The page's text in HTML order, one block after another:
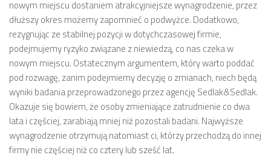
nowym miejscu dostaniem atrakcyjniejsze wynagrodzenie, przez
dłuższy okres możemy zapomnieć o podwyżce. Dodatkowo,
rezygnując ze stabilnej pozycji w dotychczasowej firmie,
podejmujemy ryzyko związane z niewiedzą, co nas czeka w
nowym miejscu. Ostatecznym argumentem, który warto poddać
pod rozwagę, zanim podejmiemy decyzję o zmianach, niech będą
wyniki badania przeprowadzonego przez agencję Sedlak&Sedlak.
Okazuje się bowiem, że osoby zmieniające zatrudnienie co dwa
lata i częściej, zarabiają mniej niż pozostali badani. Najwyższe
wynagrodzenie otrzymują natomiast ci, którzy przechodzą do innej
firmy nie częściej niż co cztery lub sześć lat.